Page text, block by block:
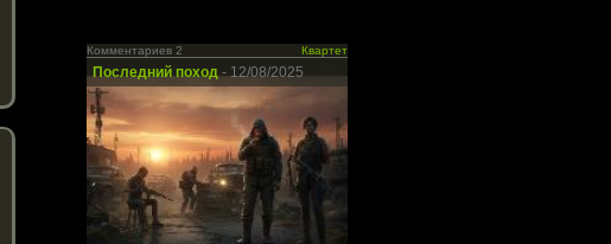
Комментариев 2 Квартет
Последний поход- 12/08/2025